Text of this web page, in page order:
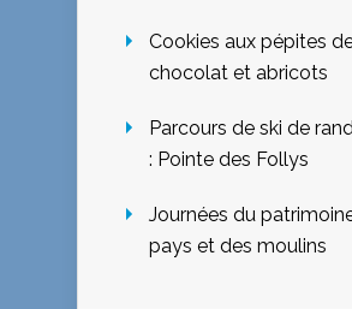
Cookies aux pépites
chocolat et abricots
Parcours de ski de
: Pointe des Follys
Journées du
pays et des moulins